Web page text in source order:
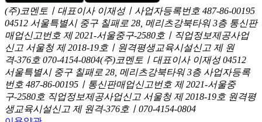
(주)코멘토ㅣ대표이사 이재성ㅣ사업자등록번호 487-86-00195
04512 서울특별시 중구 칠패로 28, 메리츠강북타워 3층 통신판
매업신고번호 제 2021-서울중구-2580호ㅣ직업정보제공사업
신고 서울청 제 2018-19호ㅣ원격평생교육시설신고 제 원
격-376호 070-4154-0804(주)코멘토ㅣ대표이사 이재성 04512
서울특별시 중구 칠패로 28, 메리츠강북타워 3층 사업자등록
번호 487-86-00195ㅣ통신판매업신고번호 제 2021-서울중
구-2580호 직업정보제공사업신고 서울청 제 2018-19호 원격평
생교육시설신고 제 원격-376호ㅣ070-4154-0804